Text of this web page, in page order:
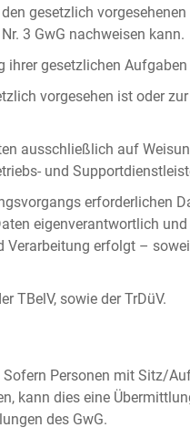
gesetzlich
3 GwG nachweisen kann.
gesetzlichen
vorgesehen ist oder
ausschließlich auf
und
erforderlichen
eigenverantwortlich
Verarbeitung erfolgt –
TBelV, sowie der TrDüV.
Sofern Personen mit Sitz/
kann dies eine
des GwG.